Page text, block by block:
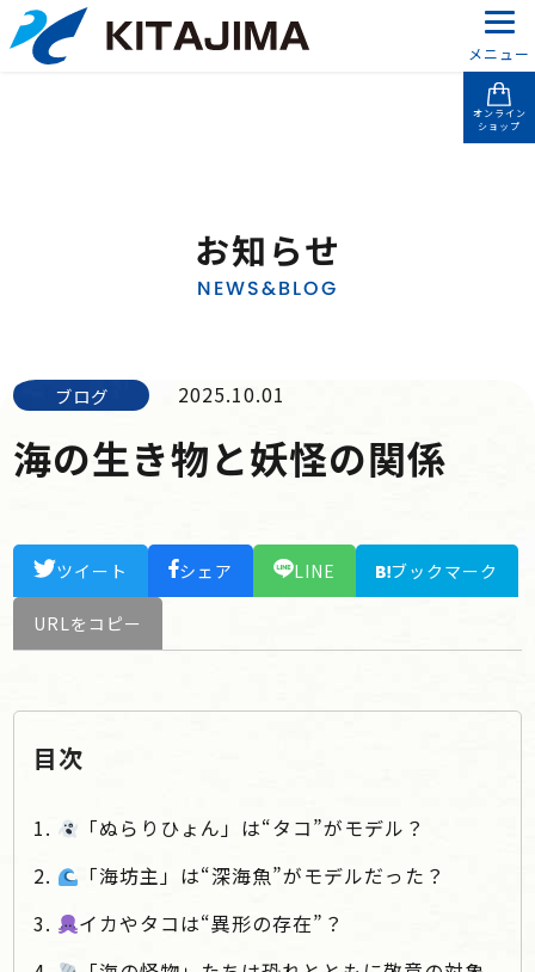
メニュー
オンライン
ショップ
お知らせ
NEWS&BLOG
ブログ 2025.10.01
海の生き物と妖怪の関係
ツイート シェア LINE ブックマーク
URLをコピー
目次
1.
「ぬらりひょん」は“タコ”がモデル？
2.
「海坊主」は“深海魚”がモデルだった？
3.
イカやタコは“異形の存在”？